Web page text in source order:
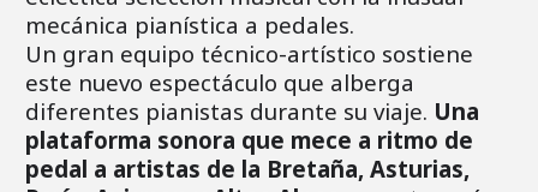
mecánica pianística a pedales.
Un gran equipo técnico-artístico sostiene
este nuevo espectáculo que alberga
diferentes pianistas durante su viaje. Una
plataforma sonora que mece a ritmo de
pedal a artistas de la Bretaña, Asturias,